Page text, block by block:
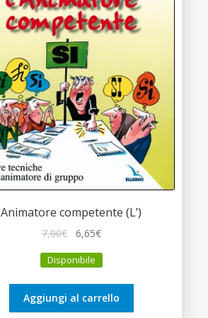
Animatore competente (L’)
7,00€
originale
7,00€.
6,65€Il
attuale
6,65€.
Disponibile
Aggiungi al carrello